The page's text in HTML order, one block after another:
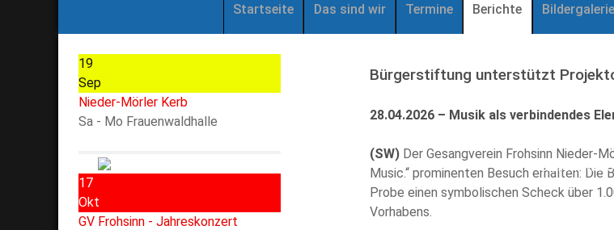
Startseite Das sind wir Termine Berichte Bildergalerie
19
Sep
Nieder-Mörler Kerb
Sa - Mo Frauenwaldhalle
17
Okt
GV Frohsinn - Jahreskonzert
Bürgerstiftung unterstützt
28.04.2026 – Musik als verbindendes
(SW) Der Gesangverein Frohsinn Nieder-
Music.“ prominenten Besuch erhalten: Die
Probe einen symbolischen Scheck über
Vorhabens.